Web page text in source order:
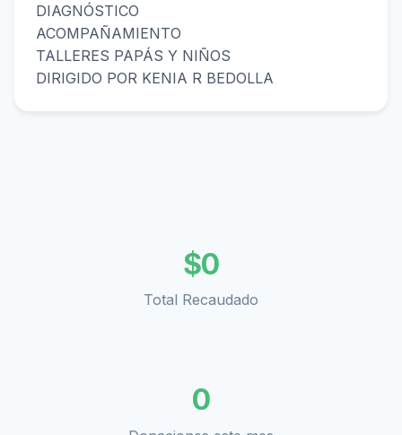
DIAGNÓSTICO
ACOMPAÑAMIENTO
TALLERES PAPÁS Y NIÑOS
DIRIGIDO POR KENIA R BEDOLLA
$0
Total Recaudado
0